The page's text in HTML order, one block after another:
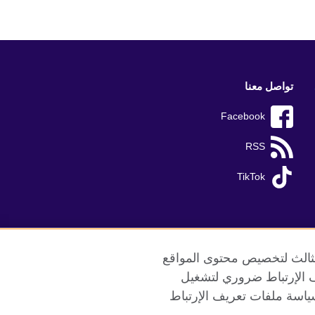
تواصل معنا
Facebook
RSS
TikTok
لتخصيص محتوى المواقع
الإرتباط ضروري لتشغيل
ملفات تعريف الإرتباط